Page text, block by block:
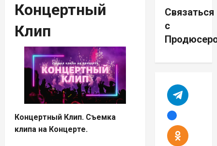
Концертный
Клип
Концертный Клип. Съемка
клипа на Концерте.
Связаться
с